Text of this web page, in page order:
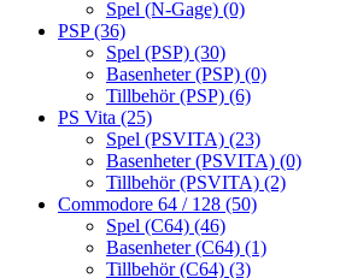
Spel (N-Gage) (0)
PSP(36)
Spel (PSP) (30)
Basenheter (PSP) (0)
Tillbehör (PSP) (6)
PS Vita (25)
Spel (PSVITA) (23)
Basenheter (PSVITA) (0)
Tillbehör (PSVITA) (2)
Commodore 64 / 128 (50)
Spel (C64) (46)
Basenheter (C64) (1)
Tillbehör (C64) (3)